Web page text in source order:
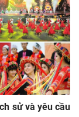
sử và yêu cầu